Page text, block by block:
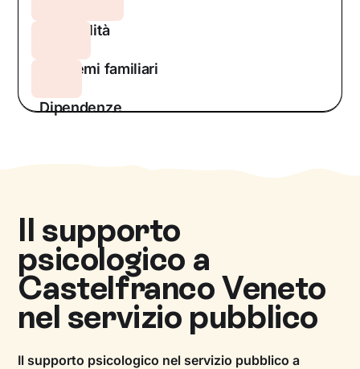
Sessualità
Problemi familiari
Dipendenze
Il supporto
psicologico a
Castelfranco Veneto
nel servizio pubblico
Il supporto psicologico nel servizio pubblico a